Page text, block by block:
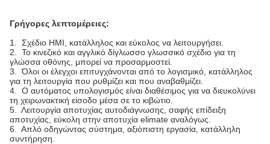
Γρήγορες λεπτομέρειες:
1. Σχέδιο HMI, κατάλληλος και εύκολος να λειτουργήσει.
2. Το κινεζικό και αγγλικό δίγλωσσο γλωσσικό σχέδιο για τη
γλώσσα οθόνης, μπορεί να προσαρμοστεί.
3. Όλοι οι έλεγχοι επιτυγχάνονται από το λογισμικό, κατάλληλος
για τη λειτουργία που ρυθμίζει και που αναβαθμίζει.
4. Ο αυτόματος υπολογισμός είναι διαθέσιμος για να διευκολύνει
τη χειρωνακτική είσοδο μέσα σε το κιβώτιο.
5. Λειτουργία αποτυχίας αυτοδιάγνωσης, σαφής επίδειξη
αποτυχίας, εύκολη στην αποτυχία elimate αναλόγως.
6. Απλό οδηγώντας σύστημα, αξιόπιστη εργασία, κατάλληλη
συντήρηση.